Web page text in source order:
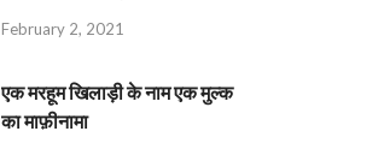
February 2, 2021
एक मरहूम खिलाड़ी के नाम एक मुल्क
का माफ़ीनामा